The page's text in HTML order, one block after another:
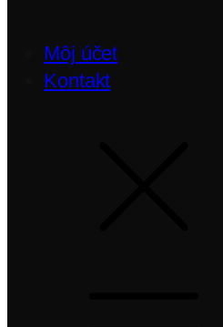
Môj účet
Kontakt